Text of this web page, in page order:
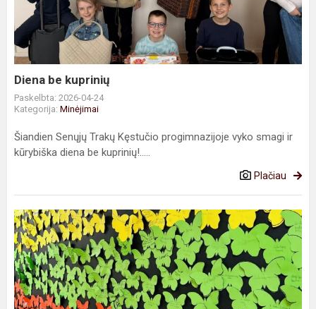
Diena be kuprinių
Paskelbta: 2026-04-24
Kategorija: Minėjimai
Šiandien Senųjų Trakų Kęstučio progimnazijoje vyko smagi ir
kūrybiška diena be kuprinių!.....
Plačiau
Laisvės
ritmu